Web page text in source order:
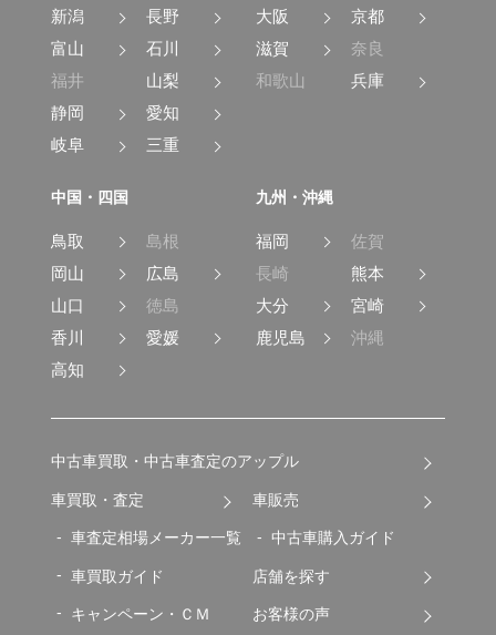
新潟
長野
富山
石川
福井
山梨
静岡
愛知
岐阜
三重
大阪
京都
滋賀
奈良
和歌山
兵庫
中国・四国
鳥取
島根
岡山
広島
山口
徳島
香川
愛媛
高知
九州・沖縄
福岡
佐賀
長崎
熊本
大分
宮崎
鹿児島
沖縄
中古車買取・中古車査定のアップル
車買取・査定
車査定相場メーカー一覧
車買取ガイド
キャンペーン・ＣＭ
車販売
中古車購入ガイド
店舗を探す
お客様の声